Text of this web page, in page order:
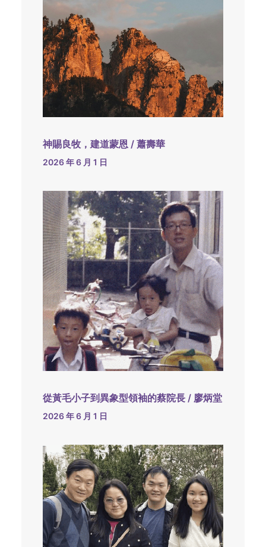
神賜良牧，建道蒙恩 / 蕭壽華
2026 年 6 月 1 日
從黃毛小子到異象型領袖的蔡院長 / 廖炳堂
2026 年 6 月 1 日